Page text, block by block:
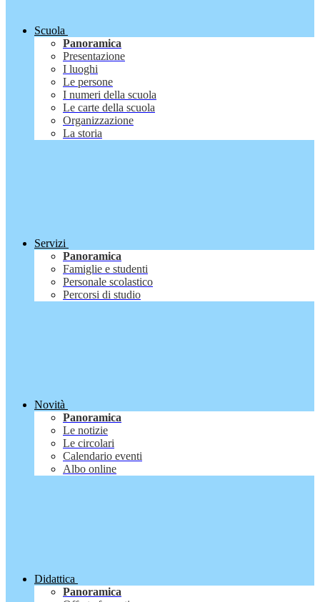
Scuola
Panoramica
Presentazione
I luoghi
Le persone
I numeri della scuola
Le carte della scuola
Organizzazione
La storia
Servizi
Panoramica
Famiglie e studenti
Personale scolastico
Percorsi di studio
Novità
Panoramica
Le notizie
Le circolari
Calendario eventi
Albo online
Didattica
Panoramica